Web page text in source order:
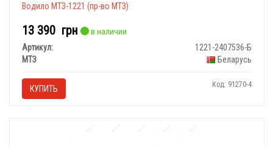
Водило МТЗ-1221 (пр-во МТЗ)
13 390 грн
в наличии
Артикул:
1221-2407536-Б
МТЗ
Беларусь
КУПИТЬ Код: 91270-4